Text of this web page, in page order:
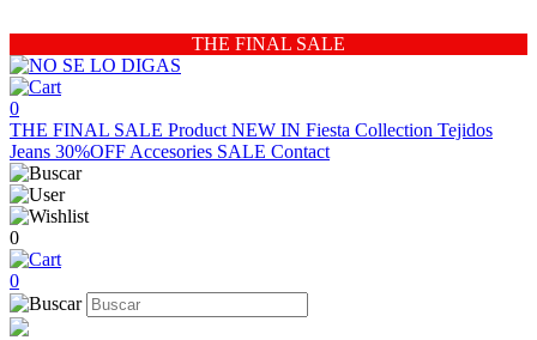
THE FINAL SALE
0
THE FINAL SALE Product NEW IN Fiesta Collection Tejidos
Jeans 30%OFF Accesories SALE Contact
0
0